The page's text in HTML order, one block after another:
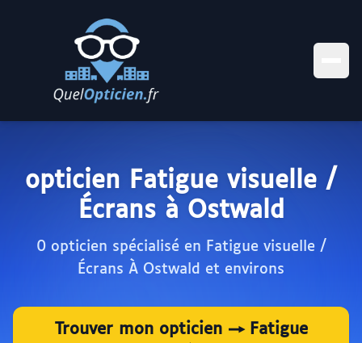
opticien Fatigue visuelle /
Écrans à Ostwald
0 opticien spécialisé en Fatigue visuelle /
Écrans À Ostwald et environs
Trouver mon opticien → Fatigue